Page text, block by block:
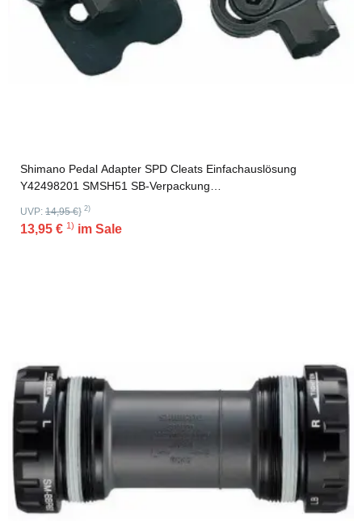
Shimano Pedal Adapter SPD Cleats Einfachauslösung
Y42498201 SMSH51 SB-Verpackung
Einfachauslösung,Y42498201 SMSH51,SB-Verpackung
UVP: 14,95 €} 2)
13,95 € 1) im Sale